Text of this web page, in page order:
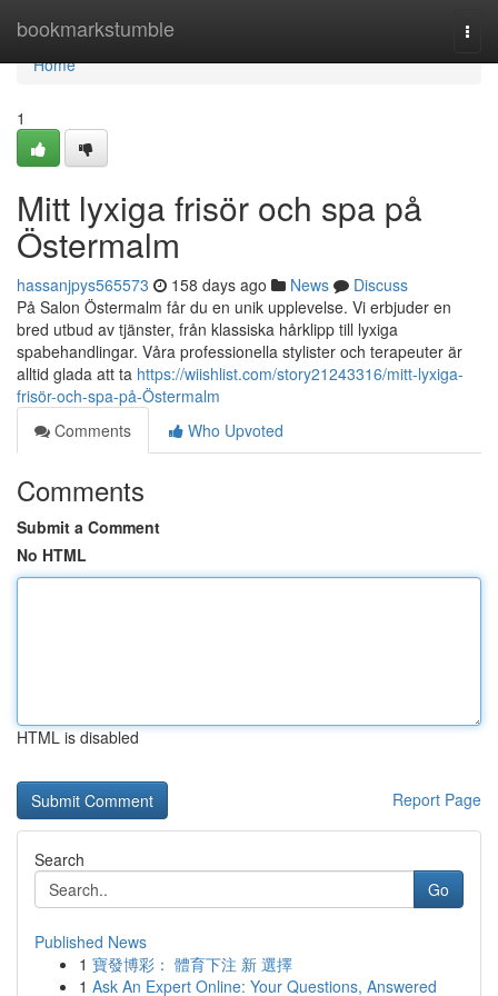
bookmarkstumble
Home
Home
1
Mitt lyxiga frisör och spa på
Östermalm
hassanjpys565573 158 days ago News
Discuss
På Salon Östermalm får du en unik upplevelse. Vi erbjuder en
bred utbud av tjänster, från klassiska hårklipp till lyxiga
spabehandlingar. Våra professionella stylister och terapeuter är
alltid glada att ta https://wiishlist.com/story21243316/mitt-lyxiga-
frisör-och-spa-på-Östermalm
Comments
Who Upvoted
Comments
Submit a Comment
No HTML
HTML is disabled
Report Page
Search
Go
Published News
1 寶發博彩： 體育下注 新 選擇
1 Ask An Expert Online: Your Questions, Answered